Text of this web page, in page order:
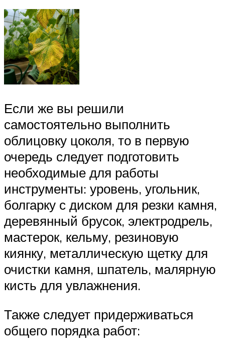
Если же вы решили
самостоятельно выполнить
облицовку цоколя, то в первую
очередь следует подготовить
необходимые для работы
инструменты: уровень, угольник,
болгарку с диском для резки камня,
деревянный брусок, электродрель,
мастерок, кельму, резиновую
киянку, металлическую щетку для
очистки камня, шпатель, малярную
кисть для увлажнения.
Также следует придерживаться
общего порядка работ: